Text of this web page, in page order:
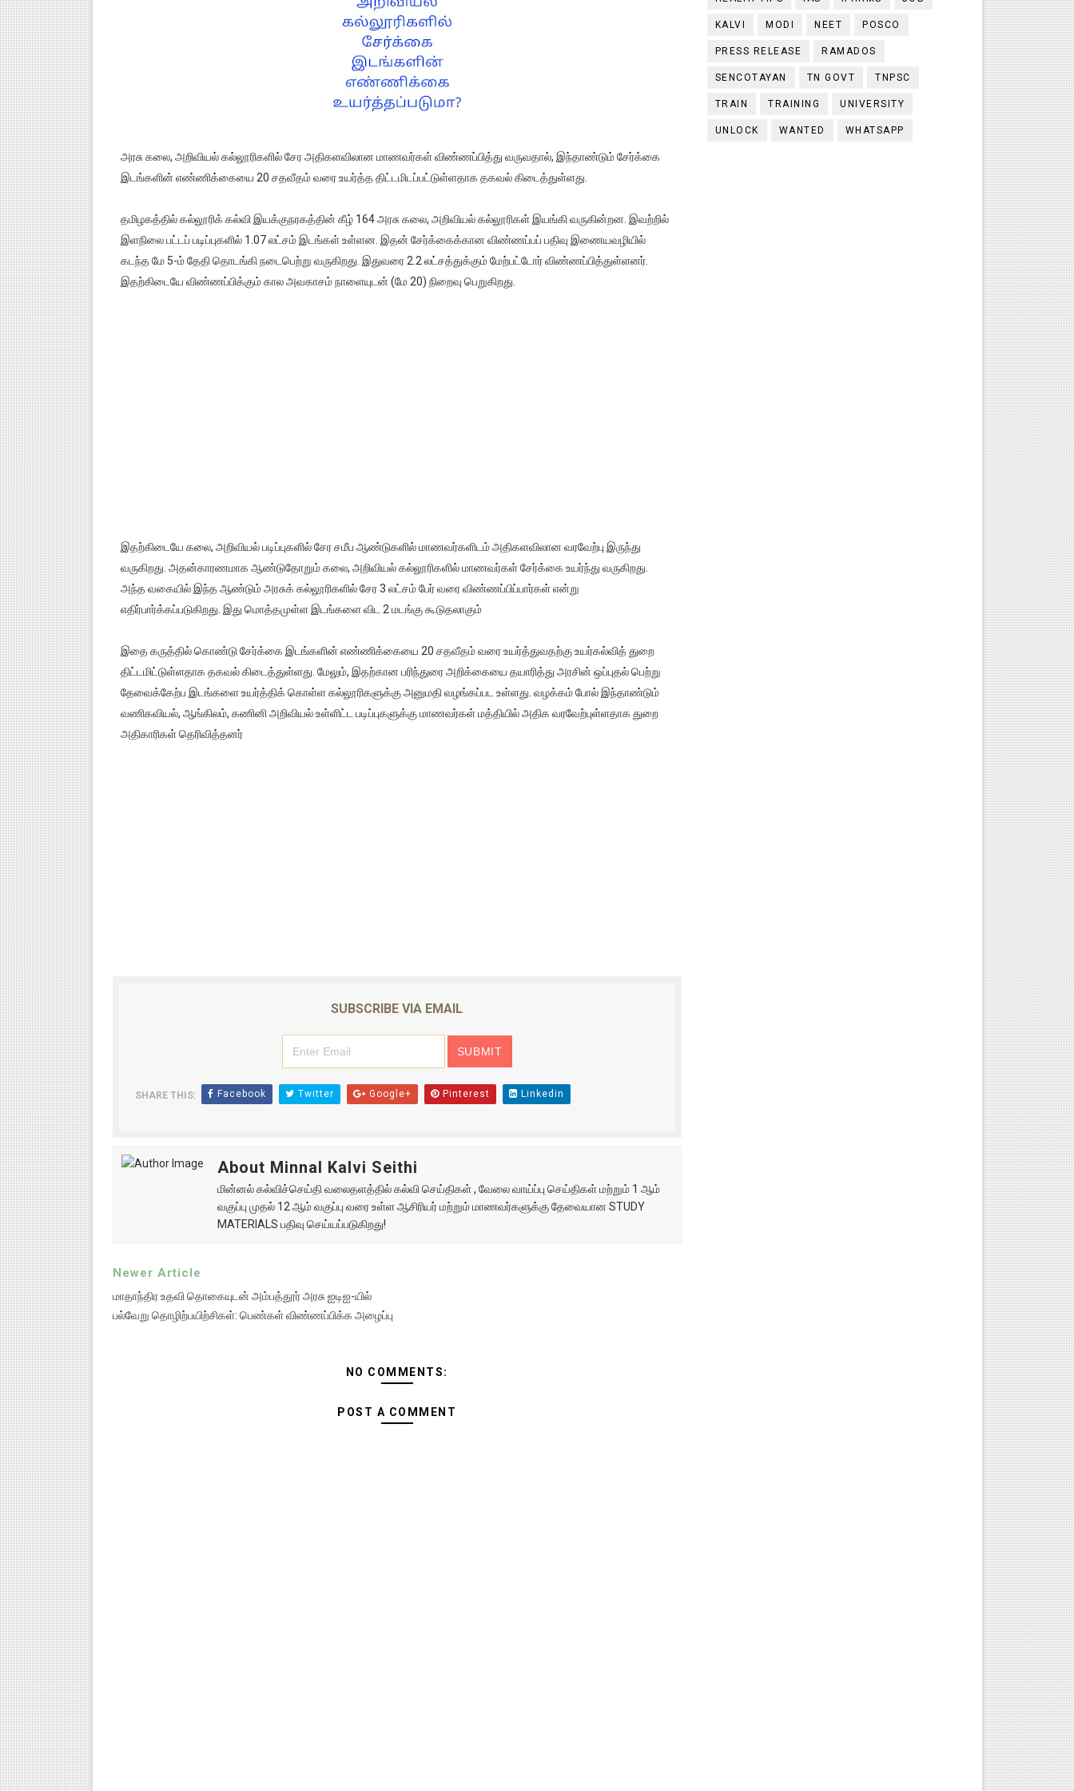
அரசு கலை, அறிவியல் கல்லூரிகளில் சேர அதிகளவிலான மாணவர்கள் விண்ணப்பித்து வருவதால், இந்தாண்டும் சேர்க்கை
இடங்களின் எண்ணிக்கையை 20 சதவீதம் வரை உயர்த்த திட்டமிடப்பட்டுள்ளதாக தகவல் கிடைத்துள்ளது.
தமிழகத்தில் கல்லூரிக் கல்வி இயக்குநரகத்தின் கீழ் 164 அரசு கலை, அறிவியல் கல்லூரிகள் இயங்கி வருகின்றன. இவற்றில்
இளநிலை பட்டப் படிப்புகளில் 1.07 லட்சம் இடங்கள் உள்ளன. இதன் சேர்க்கைக்கான விண்ணப்பப் பதிவு இணையவழியில்
கடந்த மே 5-ம் தேதி தொடங்கி நடைபெற்று வருகிறது. இதுவரை 2.2 லட்சத்துக்கும் மேற்பட்டோர் விண்ணப்பித்துள்ளனர்.
இதற்கிடையே விண்ணப்பிக்கும் கால அவகாசம் நாளையுடன் (மே 20) நிறைவு பெறுகிறது.
இதற்கிடையே கலை, அறிவியல் படிப்புகளில் சேர சமீப ஆண்டுகளில் மாணவர்களிடம் அதிகளவிலான வரவேற்பு இருந்து
வருகிறது. அதன்காரணமாக ஆண்டுதோறும் கலை, அறிவியல் கல்லூரிகளில் மாணவர்கள் சேர்க்கை உயர்ந்து வருகிறது.
அந்த வகையில் இந்த ஆண்டும் அரசுக் கல்லூரிகளில் சேர 3 லட்சம் பேர் வரை விண்ணப்பிப்பார்கள் என்று
எதிர்பார்க்கப்படுகிறது. இது மொத்தமுள்ள இடங்களை விட 2 மடங்கு கூடுதலாகும்
இதை கருத்தில் கொண்டு சேர்க்கை இடங்களின் எண்ணிக்கையை 20 சதவீதம் வரை உயர்த்துவதற்கு உயர்கல்வித் துறை
திட்டமிட்டுள்ளதாக தகவல் கிடைத்துள்ளது. மேலும், இதற்கான பரிந்துரை அறிக்கையை தயாரித்து அரசின் ஒப்புதல் பெற்று
தேவைக்கேற்ப இடங்களை உயர்த்திக் கொள்ள கல்லூரிகளுக்கு அனுமதி வழங்கப்பட உள்ளது. வழக்கம் போல் இந்தாண்டும்
வணிகவியல், ஆங்கிலம், கணினி அறிவியல் உள்ளிட்ட படிப்புகளுக்கு மாணவர்கள் மத்தியில் அதிக வரவேற்புள்ளதாக துறை
அதிகாரிகள் தெரிவித்தனர்
SUBSCRIBE VIA EMAIL
SHARE THIS: Facebook Twitter Google+ Pinterest Linkedin
About Minnal Kalvi Seithi
மின்னல் கல்விச்செய்தி வலைதளத்தில் கல்வி செய்திகள் , வேலை வாய்ப்பு செய்திகள் மற்றும் 1 ஆம்
வகுப்பு முதல் 12 ஆம் வகுப்பு வரை உள்ள ஆசிரியர் மற்றும் மாணவர்களுக்கு தேவையான STUDY
MATERIALS பதிவு செய்யப்படுகிறது!
Newer Article
மாதாந்திர உதவி தொகையுடன் அம்பத்தூர் அரசு ஐடிஐ-யில்
பல்வேறு தொழிற்பயிற்சிகள்: பெண்கள் விண்ணப்பிக்க அழைப்பு
NO COMMENTS:
POST A COMMENT
KALVI MODI NEET POSCO
PRESS RELEASE RAMADOS
SENCOTAYAN TN GOVT TNPSC
TRAIN TRAINING UNIVERSITY
UNLOCK WANTED WHATSAPP